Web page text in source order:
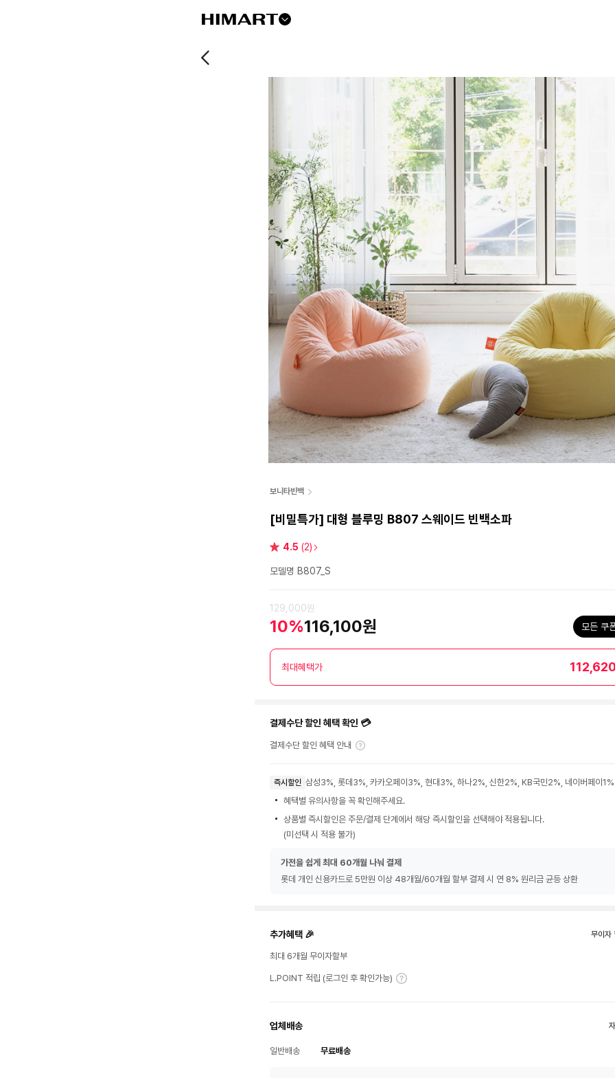
보니타빈백
[비밀특가] 대형 블루밍 B807 스웨이드 빈백소파
별 4.5 (2)
모델명 B807_S
129,000원
10%116,100원 모든 쿠
최대혜택가
결제수단 할인 혜택 확인 💳
결제수단 할인 혜택 안내
즉시할인 삼성3%, 롯데3%, 카카오페이3%, 현대3%, 하나2%, 신한2%, KB국민2%, 네이버페이1%
혜택별 유의사항을 꼭 확인해주세요.
상품별 즉시할인은 주문/결제 단계에서 해당 즉시할인을 선택해야 적용됩니다.
(미선택 시 적용 불가)
가전을 쉽게 최대 60개월 나눠 결제
롯데 개인 신용카드로 5만원 이상 48개월/60개월 할부 결제 시 연 8% 원리금 균등 상환
추가혜택 🎉 무이자
최대 6개월 무이자할부
L.POINT 적립 (로그인 후 확인가능)
업체배송
일반배송 무료배송